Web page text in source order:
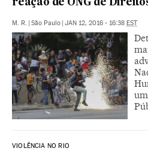
reação de ONG de
M. R. São Paulo JAN 12, 2016 - 16:38 EST
VIOLÊNCIA NO RIO